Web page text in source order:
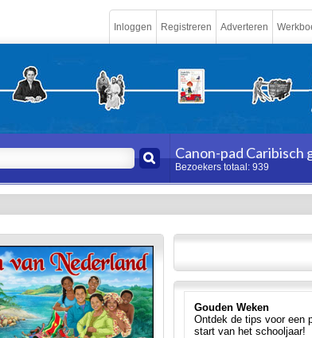
Inloggen Registreren Adverteren
Canon-pad Caribisch
Bezoekers totaal: 939
Gouden Weken
Ontdek de tips voor een
start van het schooljaar!